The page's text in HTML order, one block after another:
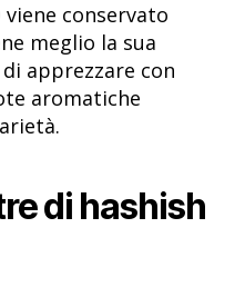
viene conservato
meglio la sua
apprezzare con
aromatiche
di hashish